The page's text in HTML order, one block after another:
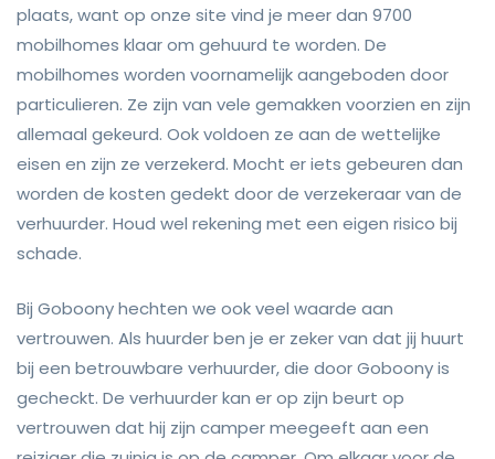
plaats, want op onze site vind je meer dan 9700
mobilhomes klaar om gehuurd te worden. De
mobilhomes worden voornamelijk aangeboden door
particulieren. Ze zijn van vele gemakken voorzien en zijn
allemaal gekeurd. Ook voldoen ze aan de wettelijke
eisen en zijn ze verzekerd. Mocht er iets gebeuren dan
worden de kosten gedekt door de verzekeraar van de
verhuurder. Houd wel rekening met een eigen risico bij
schade.
Bij Goboony hechten we ook veel waarde aan
vertrouwen. Als huurder ben je er zeker van dat jij huurt
bij een betrouwbare verhuurder, die door Goboony is
gecheckt. De verhuurder kan er op zijn beurt op
vertrouwen dat hij zijn camper meegeeft aan een